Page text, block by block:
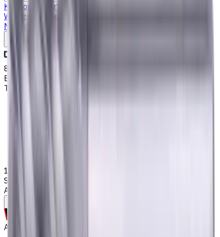
Katalog BohrerVHM Schaftfräsern
Werkzeughalter
Management
8. Aug. 2026, 21:39
Email
Telefon
10 mm VHM Schaftfräser, 0.5 mm Fase, Weldon Schaft, 4
Schneiden, Radius, Standardlänge, Für P, M, K Materialien,
AlCrN beschichtet
Auf Bestellung